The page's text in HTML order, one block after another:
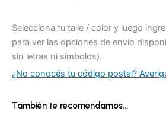
Selecciona tu talle / color y luego
para ver las opciones de envío
sin letras ni símbolos).
¿No conocés tu código postal?
También te recomendamos…